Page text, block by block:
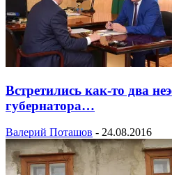
Встретились как-то два
губернатора…
Валерий Поташов - 24.08.2016